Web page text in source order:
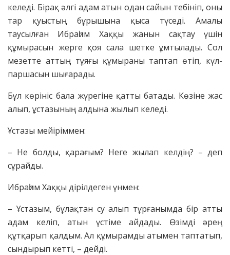
келеді. Бірақ әлгі адам атын одан сайын тебініп, оны
тар қуыстың бұрышына қыса түседі. Амалы
таусылған Ибраһим Хаққы жанын сақтау үшін
құмырасын жерге қоя сала шетке ұмтылады. Сол
мезетте аттың тұяғы құмыраны таптап өтіп, күл-
паршасын шығарады.
Бұл көрініс бала жүрегіне қатты батады. Көзіне жас
алып, ұстазының алдына жылып келеді.
Ұстазы мейіріммен:
– Не болды, қарағым? Неге жылап келдің? – деп
сұрайды.
Ибраһим Хаққы дірілдеген үнмен:
– Ұстазым, бұлақтан су алып тұрғанымда бір атты
адам келіп, атын үстіме айдады. Өзімді әрең
құтқарып қалдым. Ал құмырамды атымен таптатып,
сындырып кетті, – дейді.